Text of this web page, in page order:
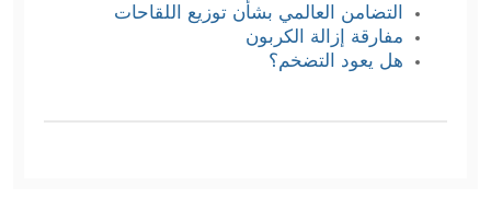
التضامن العالمي بشأن توزيع اللقاحات
مفارقة إزالة الكربون
هل يعود التضخم؟